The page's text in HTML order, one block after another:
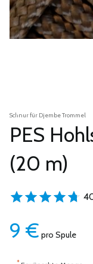
Schnur für Djembe Trommel
PES
(20 m)
9 € pro Spule